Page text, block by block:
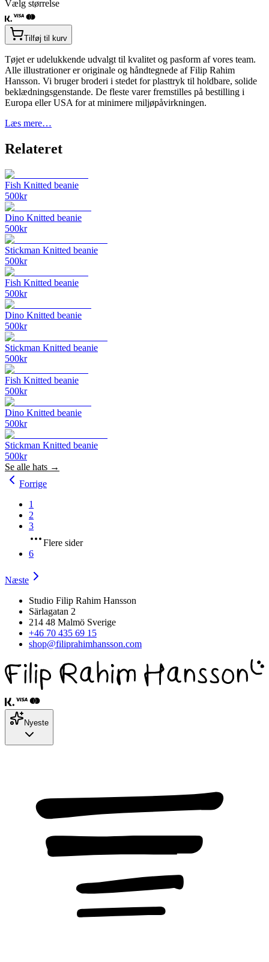
Vælg størrelse
Tilføj til kurv
Tøjet er udelukkende udvalgt til kvalitet og pasform af vores team.
Alle illustrationer er originale og håndtegnede af Filip Rahim
Hansson. Vi bruger broderi i stedet for plasttryk til holdbare, solide
beklædningsgenstande. De fleste varer fremstilles på bestilling i
Europa eller USA for at minimere miljøpåvirkningen.
Læs mere…
Relateret
Fish Knitted beanie
500kr
Dino Knitted beanie
500kr
Stickman Knitted beanie
500kr
Fish Knitted beanie
500kr
Dino Knitted beanie
500kr
Stickman Knitted beanie
500kr
Fish Knitted beanie
500kr
Dino Knitted beanie
500kr
Stickman Knitted beanie
500kr
Se alle hats →
Forrige
1
2
3
Flere sider
6
Næste
Studio Filip Rahim Hansson
Särlagatan 2
214 48 Malmö Sverige
+46 70 435 69 15
shop@filiprahimhansson.com
Nyeste